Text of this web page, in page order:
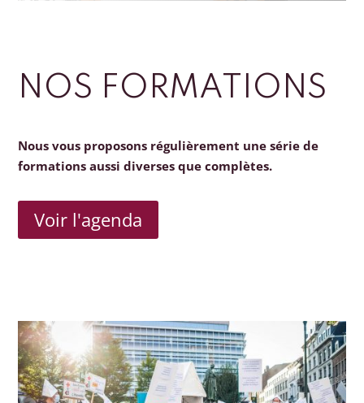
NOS FORMATIONS
Nous vous proposons régulièrement une série de
formations aussi diverses que complètes.
Voir l'agenda